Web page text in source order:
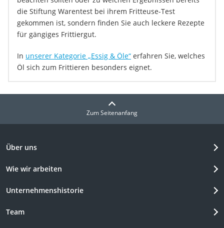
die Stiftung Warentest bei ihrem Fritteuse-Test
gekommen ist, sondern finden Sie auch leckere Rezepte
für gängiges Frittiergut.
In unserer Kategorie „Essig & Öle“ erfahren Sie, welches
Öl sich zum Frittieren besonders eignet.
Zum Seitenanfang
Über uns
Wie wir arbeiten
Unternehmenshistorie
Team